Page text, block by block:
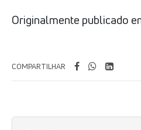
Originalmente publicado
COMPARTILHAR